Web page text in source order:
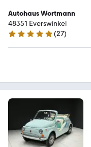
Autohaus Wortmann
48351 Everswinkel
5 Sterne
(27)